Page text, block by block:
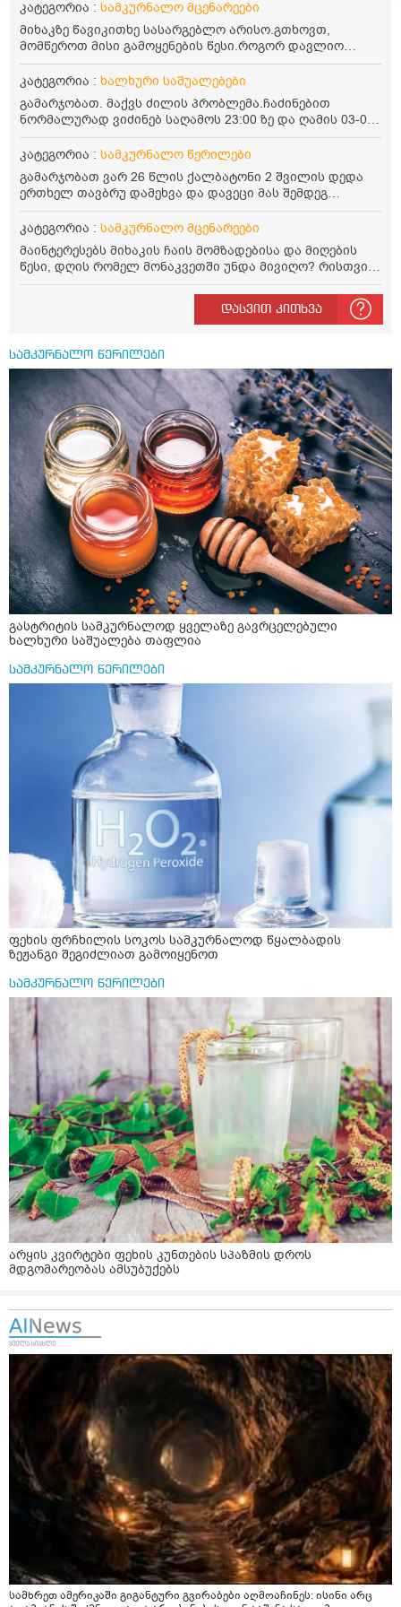
კატეგორია : სამკურნალო მცენარეები
მიხაკზე წავიკითხე სასარგებლო არისო.გთხოვთ,
მომწეროთ მისი გამოყენების წესი.როგორ დავლიო
მიხაკის ჩაი. ასევე მაინტერესებს ლეიკოციტები მაქვს
ოდნავ დაბალი და წავიკითხე ლეიკოციტების დონეს
მაღლა წევსო და ასეა?
კატეგორია : ხალხური საშუალებები
გამარჯობათ. მაქვს ძილის პრობლემა.ჩაძინებით
ნორმალურად ვიძინებ საღამოს 23:00 ზე და ღამის 03-00
ან 04:00 საათზე მეღვიძება და მერე ვერ ვიძინებ
ვერაფრით.რამე ხალხური საშუალება თუ არის ამ
პრობლემის მოსაგვარებლად
კატეგორია : სამკურნალო წერილები
გამარჯობათ ვარ 26 წლის ქალბატონი 2 შვილის დედა
ერთხელ თავბრუ დამეხვა და დავეცი მას შემდეგ
დამეწყო შიშები ვეღარ გავდიოდი გარეთ რადგან ისევ
ასე ცუდად არ გავხდარიყავი ყურის ანთება მქონდა
მაშინ როგორც გაირკვა მას შემსეგ გავიდა 1 წელზე
მეტინდა კიდე მეხვევა თავბრუ გარეთ გასვილისას
სახლში კარგად ვარ როცა ახსენებენ გარეთ წაავალა
სმაგაზეხ კი ცუდად ვხდებოდი ეხლა როგორმე გავდივარ
ბაღში ჯოხში ზოგჯერ მაქვს შეგრძნება მიწა მეცლება
ფეხებიდან და ჯოხზე უნდა დავეყრდნო აუცილებლად
შიშები უაზროდ შფოთვა რომ ვეღარ გავალ გაერთ
საერთო ან რაომე მსგავსი როგორ მოვიქხე გავხდი
ძალაინ მგრძნობიარე ყველაფერზე მეტირება ( ვინმერ
რომ ჩხუბობს ცუდად ვხდები შიშები მეწყება ეგრევე (
ასევე მაქვს დანგრეული ოჯახი 7 თვეა 5წლიანი
ქორწინება დასრულებული იყო ღალატი პატიებები
მანიპულაციები რომ თავს მოიკლავდა თუ წამოვიდოდი
მისგან ეს ტოქსიკური ურთიერთობა დავასრულე ეხლა
ისებ ასე ვარ თავბრუხვევებით და როგორ მოვიქცეე
არვიცი ბოდიში ცოყა არულად მიწერია
კატეგორია : სამკურნალო მცენარეები
მაინტერესებს მიხაკის ჩაის მომზადებისა და მიღების
წესი, დღის რომელ მონაკვეთში უნდა მივიღო? რისთვის
არის სასარგებლო და უკუჩვენება თუ აქვს
დასვით კითხვა
სამკურნალო წერილები
გასტრიტის სამკურნალოდ ყველაზე გავრცელებული
ხალხური საშუალება თაფლია
სამკურნალო წერილები
ფეხის ფრჩხილის სოკოს სამკურნალოდ წყალბადის
ზეჟანგი შეგიძლიათ გამოიყენოთ
სამკურნალო წერილები
არყის კვირტები ფეხის კუნთების სპაზმის დროს
მდგომარეობას ამსუბუქებს
სამხრეთ ამერიკაში გიგანტური გვირაბები აღმოაჩინეს: ისინი არც